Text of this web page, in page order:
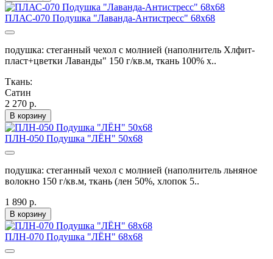
ПЛАС-070 Подушка "Лаванда-Антистресс" 68х68
подушка: стеганный чехол с молнией (наполнитель Хлфит-
пласт+цветки Лаванды" 150 г/кв.м, ткань 100% х..
Ткань:
Сатин
2 270 р.
В корзину
ПЛН-050 Подушка "ЛЁН" 50х68
подушка: стеганный чехол с молнией (наполнитель льняное
волокно 150 г/кв.м, ткань (лен 50%, хлопок 5..
1 890 р.
В корзину
ПЛН-070 Подушка "ЛЁН" 68х68